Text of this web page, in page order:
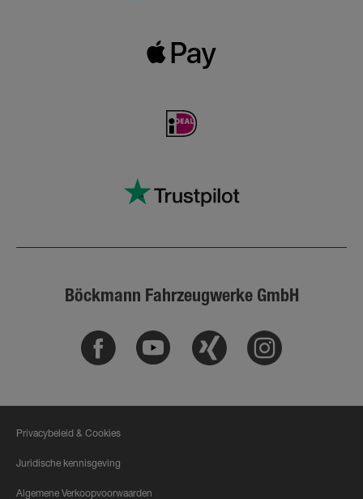
Böckmann Fahrzeugwerke GmbH
Facebook Youtube Xing Instagram
Privacybeleid & Cookies
Juridische kennisgeving
Algemene Verkoopvoorwaarden